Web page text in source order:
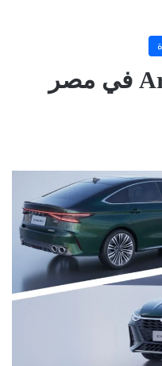
شيري أريزو 8 Arrizo في مصر